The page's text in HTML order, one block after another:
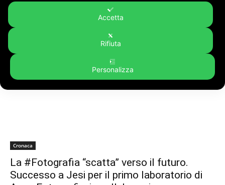
Confartigianato. Le prossime
date
Cronaca
La #Fotografia “scatta” verso il futuro.
Successo a Jesi per il primo laboratorio di
Accetta
Rifiuta
Personalizza